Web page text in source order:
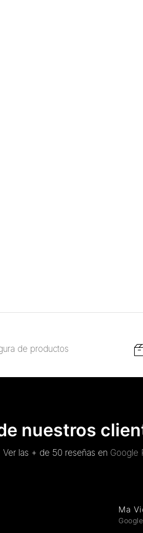
de productos
nuestros
Ver las + de 50 reseñas en Google
Ma